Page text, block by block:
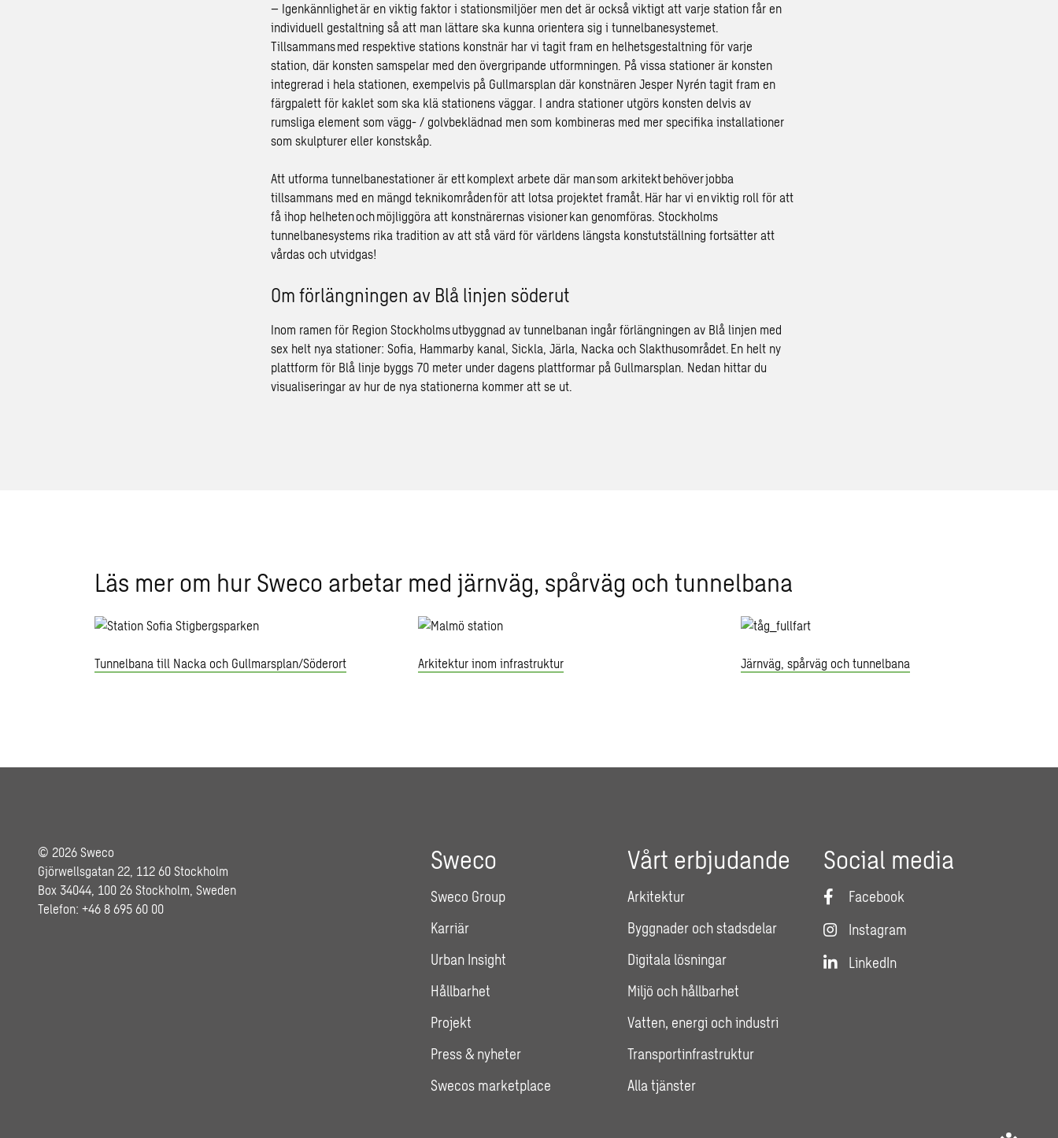
– Igenkännlighet är en viktig faktor i stationsmiljöer men det är också viktigt att varje station får en
individuell gestaltning så att man lättare ska kunna orientera sig i tunnelbanesystemet.
Tillsammans med respektive stations konstnär har vi tagit fram en helhetsgestaltning för varje
station, där konsten samspelar med den övergripande utformningen. På vissa stationer är konsten
integrerad i hela stationen, exempelvis på Gullmarsplan där konstnären Jesper Nyrén tagit fram en
färgpalett för kaklet som ska klä stationens väggar. I andra stationer utgörs konsten delvis av
rumsliga element som vägg- / golvbeklädnad men som kombineras med mer specifika installationer
som skulpturer eller konstskåp.
Att utforma tunnelbanestationer är ett komplext arbete där man som arkitekt behöver jobba
tillsammans med en mängd teknikområden för att lotsa projektet framåt. Här har vi en viktig roll för att
få ihop helheten och möjliggöra att konstnärernas visioner kan genomföras. Stockholms
tunnelbanesystems rika tradition av att stå värd för världens längsta konstutställning fortsätter att
vårdas och utvidgas!
Om förlängningen av Blå linjen söderut
Inom ramen för Region Stockholms utbyggnad av tunnelbanan ingår förlängningen av Blå linjen med
sex helt nya stationer: Sofia, Hammarby kanal, Sickla, Järla, Nacka och Slakthusområdet. En helt ny
plattform för Blå linje byggs 70 meter under dagens plattformar på Gullmarsplan. Nedan hittar du
visualiseringar av hur de nya stationerna kommer att se ut.
Läs mer om hur Sweco arbetar med järnväg, spårväg och tunnelbana
Tunnelbana till Nacka och Gullmarsplan/Söderort Arkitektur inom infrastruktur Järnväg, spårväg och tunnelbana
© 2026 Sweco
Gjörwellsgatan 22, 112 60 Stockholm
Box 34044, 100 26 Stockholm, Sweden
Telefon: +46 8 695 60 00
Sweco
Sweco Group
Karriär
Urban Insight
Hållbarhet
Projekt
Press & nyheter
Swecos marketplace
Vårt erbjudande
Arkitektur
Byggnader och stadsdelar
Digitala lösningar
Miljö och hållbarhet
Vatten, energi och industri
Transportinfrastruktur
Alla tjänster
Social media
Facebook
Instagram
LinkedIn